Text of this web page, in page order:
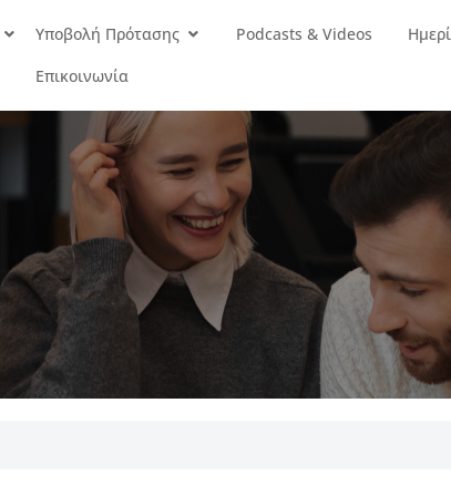
Υποβολή Πρότασης Podcasts & Videos
Επικοινωνία